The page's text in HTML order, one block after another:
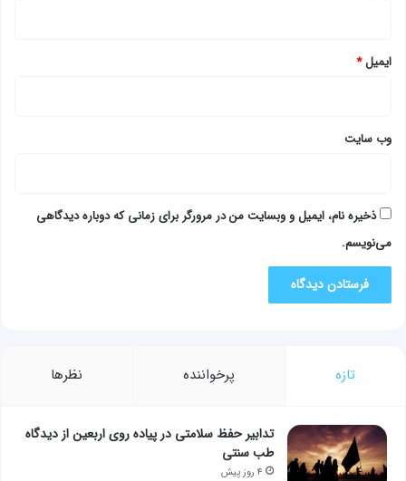
ایمیل*
وب‌ سایت
ذخیره نام، ایمیل و وبسایت من در مرورگر برای زمانی که دوباره دیدگاهی
می‌نویسم.
تازه پرخواننده نظرها
تدابیر حفظ سلامتی در پیاده روی اربعین از دیدگاه
طب سنتی
۴ روز پیش